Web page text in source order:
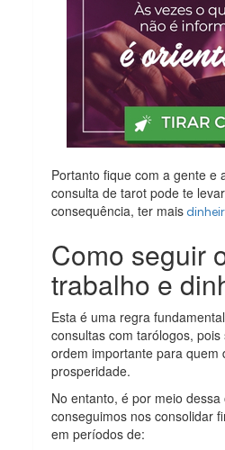
Portanto fique com a gente e
consulta de tarot pode te
consequência, ter mais
Como seguir
trabalho e
Esta é uma regra
consultas com tarólogos,
ordem importante para quem
prosperidade.
No entanto, é por meio
conseguimos nos consolidar
em períodos de: